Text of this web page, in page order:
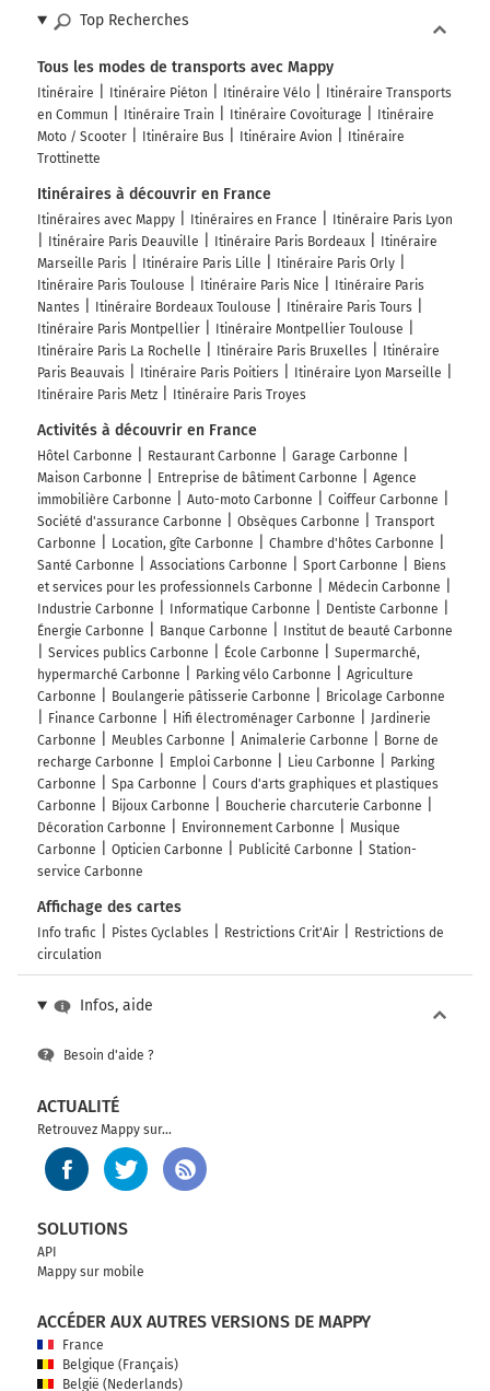
Top Recherches
Tous les modes de transports avec Mappy
Itinéraire Itinéraire Piéton Itinéraire Vélo
Itinéraire Transports
en Commun
Itinéraire Train Itinéraire Covoiturage
Itinéraire
Moto / Scooter
Itinéraire Bus Itinéraire Avion
Itinéraire
Trottinette
Itinéraires à découvrir en France
Itinéraires avec Mappy Itinéraires en France
Itinéraire Paris Lyon
Itinéraire Paris Deauville
Itinéraire Paris Bordeaux
Itinéraire
Marseille Paris
Itinéraire Paris Lille
Itinéraire Paris Orly
Itinéraire Paris Toulouse
Itinéraire Paris Nice
Itinéraire Paris
Nantes
Itinéraire Bordeaux Toulouse
Itinéraire Paris Tours
Itinéraire Paris Montpellier
Itinéraire Montpellier Toulouse
Itinéraire Paris La Rochelle
Itinéraire Paris Bruxelles
Itinéraire
Paris Beauvais
Itinéraire Paris Poitiers
Itinéraire Lyon Marseille
Itinéraire Paris Metz
Itinéraire Paris Troyes
Activités à découvrir en France
Hôtel Carbonne Restaurant Carbonne
Garage Carbonne
Maison Carbonne
Entreprise de bâtiment Carbonne
Agence
immobilière Carbonne
Auto-moto Carbonne
Coiffeur Carbonne
Société d'assurance Carbonne
Obsèques Carbonne
Transport
Carbonne
Location, gîte Carbonne
Chambre d'hôtes Carbonne
Santé Carbonne
Associations Carbonne Sport Carbonne
Biens
et services pour les professionnels Carbonne
Médecin Carbonne
Industrie Carbonne
Informatique Carbonne
Dentiste Carbonne
Énergie Carbonne
Banque Carbonne
Institut de beauté Carbonne
Services publics Carbonne
École Carbonne
Supermarché,
hypermarché Carbonne
Parking vélo Carbonne
Agriculture
Carbonne
Boulangerie pâtisserie Carbonne
Bricolage Carbonne
Finance Carbonne
Hifi électroménager Carbonne
Jardinerie
Carbonne
Meubles Carbonne Animalerie Carbonne
Borne de
recharge Carbonne
Emploi Carbonne Lieu Carbonne
Parking
Carbonne
Spa Carbonne
Cours d'arts graphiques et plastiques
Carbonne
Bijoux Carbonne
Boucherie charcuterie Carbonne
Décoration Carbonne
Environnement Carbonne
Musique
Carbonne
Opticien Carbonne Publicité Carbonne
Station-
service Carbonne
Affichage des cartes
Info trafic Pistes Cyclables Restrictions Crit'Air
Restrictions de
circulation
Infos, aide
Besoin d'aide ?
ACTUALITÉ
Retrouvez Mappy sur...
SOLUTIONS
API
Mappy sur mobile
ACCÉDER AUX AUTRES VERSIONS DE MAPPY
France
Belgique (Français)
België (Nederlands)